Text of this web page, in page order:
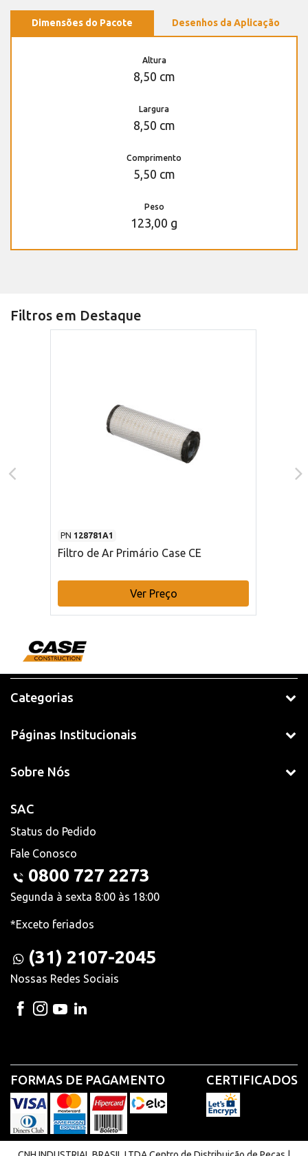
Dimensões do Pacote Desenhos da Aplicação
Altura
8,50 cm
Largura
8,50 cm
Comprimento
5,50 cm
Peso
123,00 g
Filtros em Destaque
PN 128781A1
Filtro de Ar Primário Case CE
Ver Preço
Categorias
Páginas Institucionais
Sobre Nós
SAC
Status do Pedido
Fale Conosco
0800 727 2273
Segunda à sexta 8:00 às 18:00
*Exceto feriados
(31) 2107-2045
Nossas Redes Sociais
FORMAS DE PAGAMENTO CERTIFICADOS